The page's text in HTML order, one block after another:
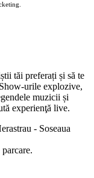
tăi preferați și să te
urile explozive,
muzicii și
experienţă live.
- Soseaua